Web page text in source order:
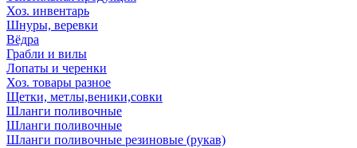
Хоз. инвентарь
Шнуры, веревки
Вёдра
Грабли и вилы
Лопаты и черенки
Хоз. товары разное
Щетки, метлы,веники,совки
Шланги поливочные
Шланги поливочные
Шланги поливочные резиновые (рукав)